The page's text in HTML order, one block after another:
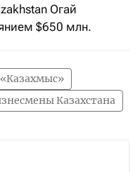
Огай
$650 млн.
«Казахмыс»
Казахстана